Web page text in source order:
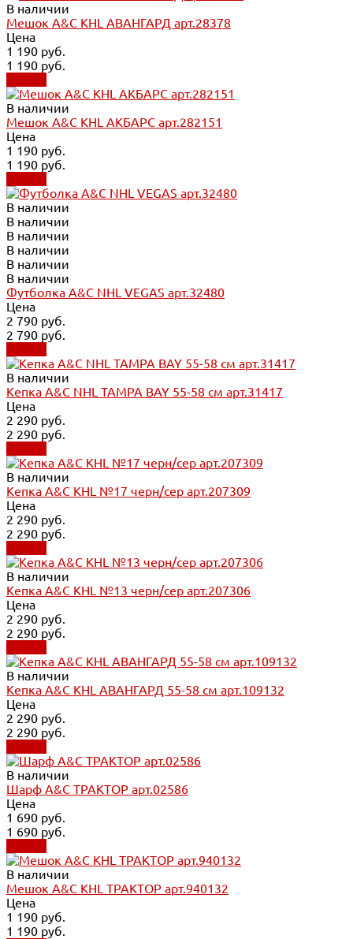
В наличии
Мешок A&C KHL АВАНГАРД арт.28378
Цена
1 190 руб.
1 190 руб.
В наличии
Мешок A&C KHL АКБАРС арт.282151
Цена
1 190 руб.
1 190 руб.
В наличии
В наличии
В наличии
В наличии
В наличии
В наличии
Футболка A&C NHL VEGAS арт.32480
Цена
2 790 руб.
2 790 руб.
В наличии
Кепка A&C NHL TAMPA BAY 55-58 см арт.31417
Цена
2 290 руб.
2 290 руб.
В наличии
Кепка A&C KHL №17 черн/сер арт.207309
Цена
2 290 руб.
2 290 руб.
В наличии
Кепка A&C KHL №13 черн/сер арт.207306
Цена
2 290 руб.
2 290 руб.
В наличии
Кепка A&C KHL АВАНГАРД 55-58 см арт.109132
Цена
2 290 руб.
2 290 руб.
В наличии
Шарф A&C ТРАКТОР арт.02586
Цена
1 690 руб.
1 690 руб.
В наличии
Мешок A&C KHL ТРАКТОР арт.940132
Цена
1 190 руб.
1 190 руб.